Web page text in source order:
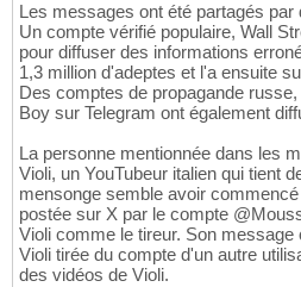
Les messages ont été partagés
Un compte vérifié populaire, Wall
pour diffuser des informations
1,3 million d'adeptes et l'a ensuite
Des comptes de propagande
Boy sur Telegram ont également
La personne mentionnée dans les
Violi, un YouTubeur italien qui tient
mensonge semble avoir
postée sur X par le compte
Violi comme le tireur. Son message
Violi tirée du compte d'un autre
des vidéos de Violi.